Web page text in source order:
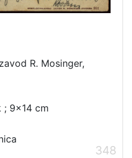
R. Mosinger,
; 9x14 cm
348